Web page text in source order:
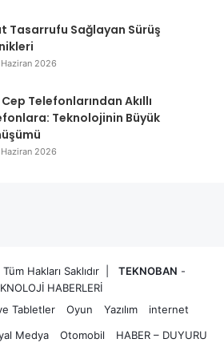
Tasarrufu Sağlayan Sürüş
2026
Cep Telefonlarından Akıllı
Teknolojinin Büyük
2026
Hakları Saklıdır | TEKNOBAN -
HABERLERİ
Tabletler Oyun Yazılım
internet
Medya Otomobil HABER – DUYURU